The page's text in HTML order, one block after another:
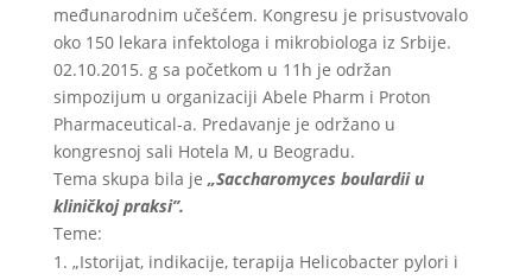
međunarodnim učešćem. Kongresu je prisustvovalo
oko 150 lekara infektologa i mikrobiologa iz Srbije.
02.10.2015. g sa početkom u 11h je održan
simpozijum u organizaciji Abele Pharm i Proton
Pharmaceutical-a. Predavanje je održano u
kongresnoj sali Hotela M, u Beogradu.
Tema skupa bila je „Saccharomyces boulardii u
kliničkoj praksi”.
Teme:
„Istorijat, indikacije, terapija Helicobacter pylori i